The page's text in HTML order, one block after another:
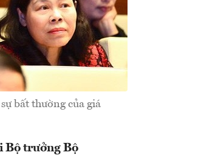
bất thường của giá
Bộ trưởng Bộ